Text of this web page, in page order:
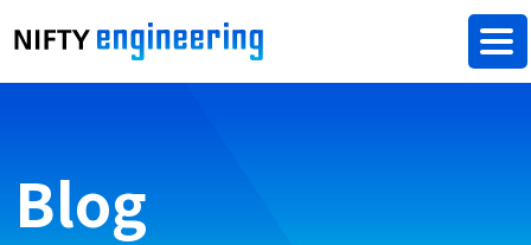
Blog